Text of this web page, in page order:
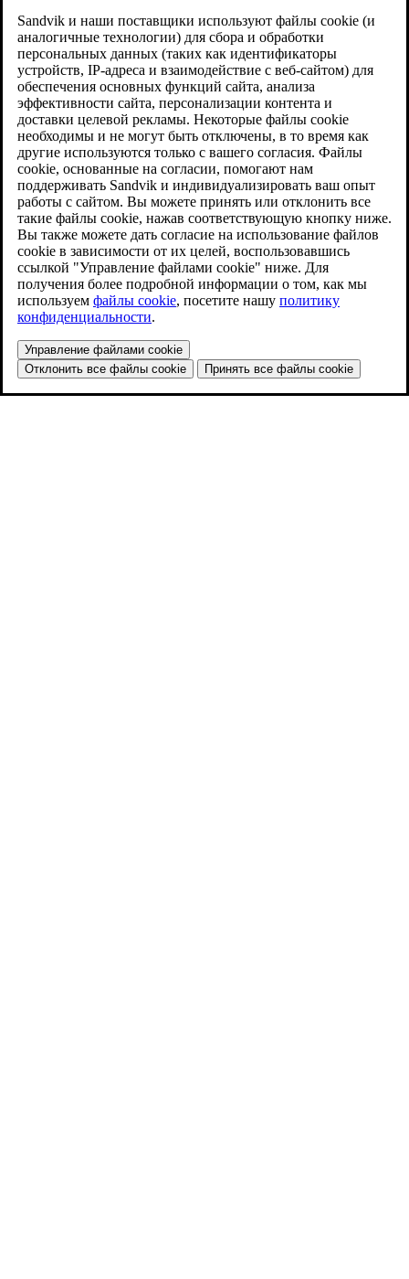
Sandvik и наши поставщики используют файлы cookie (и
аналогичные технологии) для сбора и обработки
персональных данных (таких как идентификаторы
устройств, IP-адреса и взаимодействие с веб-сайтом) для
обеспечения основных функций сайта, анализа
эффективности сайта, персонализации контента и
доставки целевой рекламы. Некоторые файлы cookie
необходимы и не могут быть отключены, в то время как
другие используются только с вашего согласия. Файлы
cookie, основанные на согласии, помогают нам
поддерживать Sandvik и индивидуализировать ваш опыт
работы с сайтом. Вы можете принять или отклонить все
такие файлы cookie, нажав соответствующую кнопку ниже.
Вы также можете дать согласие на использование файлов
cookie в зависимости от их целей, воспользовавшись
ссылкой "Управление файлами cookie" ниже. Для
получения более подробной информации о том, как мы
используем файлы cookie, посетите нашу политику
конфиденциальности.
Управление файлами cookie
Отклонить все файлы cookie
Принять все файлы cookie